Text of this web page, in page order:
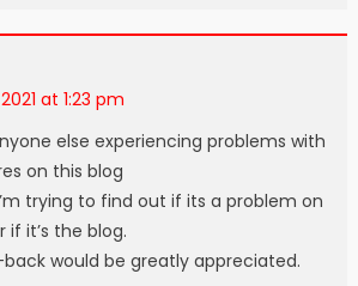
at 1:23 pm
else experiencing problems with
on this blog
trying to find out if its a problem on
if it’s the blog.
would be greatly appreciated.